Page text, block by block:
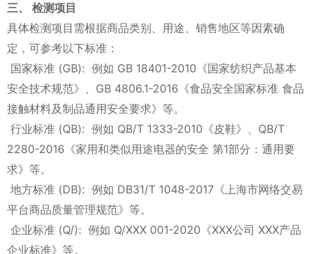
三、 检测项目
具体检测项目需根据商品类别、用途、销售地区等因素确
定，可参考以下标准：
国家标准 (GB): 例如 GB 18401-2010《国家纺织产品基本
安全技术规范》、GB 4806.1-2016《食品安全国家标准 食品
接触材料及制品通用安全要求》等。
行业标准 (QB): 例如 QB/T 1333-2010《皮鞋》、QB/T
2280-2016《家用和类似用途电器的安全 第1部分：通用要
求》等。
地方标准 (DB): 例如 DB31/T 1048-2017《上海市网络交易
平台商品质量管理规范》等。
企业标准 (Q/): 例如 Q/XXX 001-2020《XXX公司 XXX产品
企业标准》等。